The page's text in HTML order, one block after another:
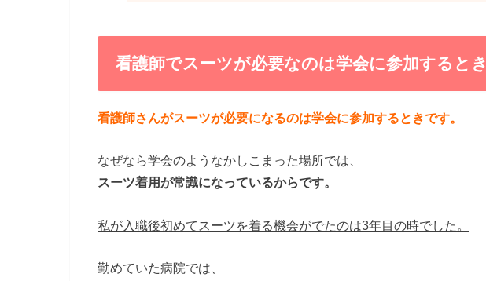
看護師でスーツが必要なのは学会に参加するとき
看護師さんがスーツが必要になるのは学会に参加するときです。
なぜなら学会のようなかしこまった場所では、
スーツ着用が常識になっているからです。
私が入職後初めてスーツを着る機会がでたのは3年目の時でした。
勤めていた病院では、